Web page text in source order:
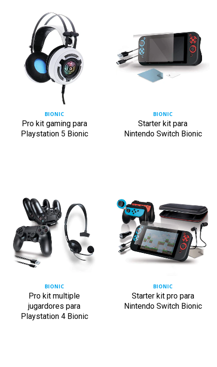
BIONIC
Pro kit gaming para
Playstation 5 Bionic
BIONIC
Starter kit para
Nintendo Switch Bionic
BIONIC
Pro kit multiple
jugardores para
Playstation 4 Bionic
BIONIC
Starter kit pro para
Nintendo Switch Bionic